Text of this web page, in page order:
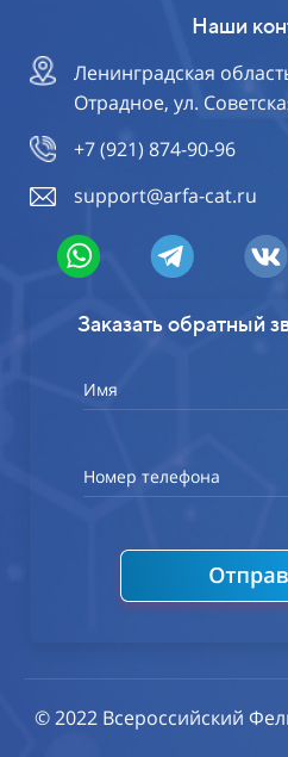
Наши
Ленинградская
Отрадное, ул.
+7 (921) 874-90-96
support@arfa-cat.ru
Заказать обратный
Имя
Номер телефона
© 2022 Всероссийский